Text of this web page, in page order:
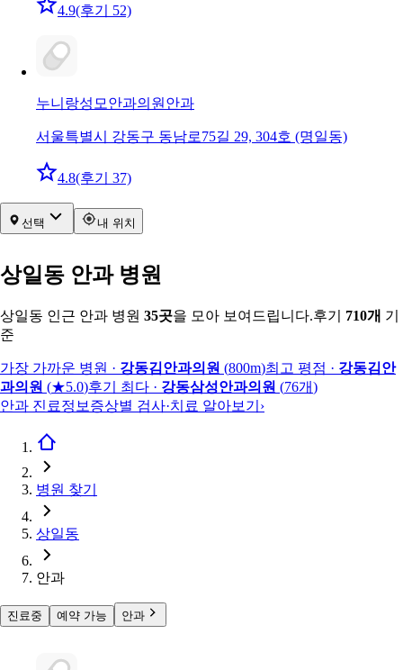
4.9(후기 52)
누니랑성모안과의원 안과
서울특별시 강동구 동남로75길 29, 304호 (명일동)
4.8(후기 37)
선택 내 위치
상일동 안과 병원
상일동 인근 안과 병원 35곳을 모아 보여드립니다.후기 710개 기
준
가장 가까운 병원 · 강동김안과의원 (800m)최고 평점 · 강동김안
과의원 (★5.0)후기 최다 · 강동삼성안과의원 (76개)
안과 진료정보 증상별 검사·치료 알아보기 ›
병원 찾기
상일동
안과
진료중 예약 가능 안과